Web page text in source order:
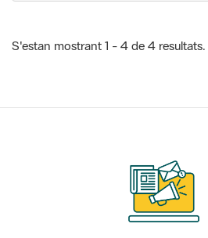
Subscriu-te als
butlletins